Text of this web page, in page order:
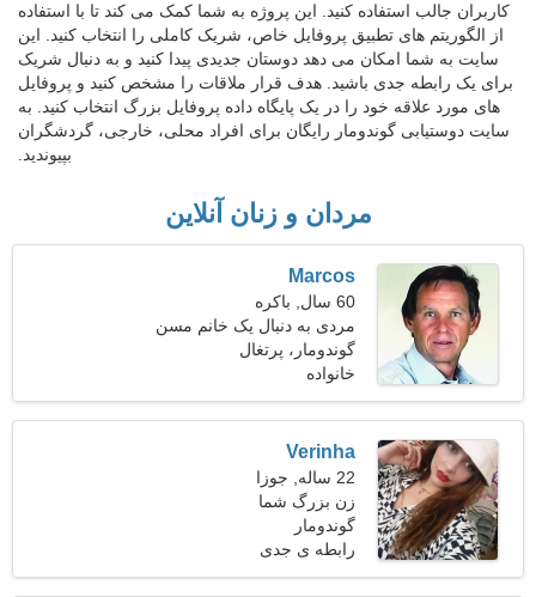
کاربران جالب استفاده کنید. این پروژه به شما کمک می کند تا با استفاده
از الگوریتم های تطبیق پروفایل خاص، شریک کاملی را انتخاب کنید. این
سایت به شما امکان می دهد دوستان جدیدی پیدا کنید و به دنبال شریک
برای یک رابطه جدی باشید. هدف قرار ملاقات را مشخص کنید و پروفایل
های مورد علاقه خود را در یک پایگاه داده پروفایل بزرگ انتخاب کنید. به
سایت دوستیابی گوندومار رایگان برای افراد محلی، خارجی، گردشگران
بپیوندید.
مردان و زنان آنلاین
Marcos
60 سال, باکره
مردی به دنبال یک خانم مسن
گوندومار، پرتغال
خانواده
Verinha
22 ساله, جوزا
زن بزرگ شما
گوندومار
رابطه ی جدی